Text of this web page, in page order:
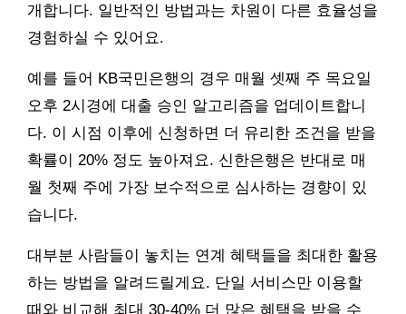
개합니다. 일반적인 방법과는 차원이 다른 효율성을
경험하실 수 있어요.
예를 들어 KB국민은행의 경우 매월 셋째 주 목요일
오후 2시경에 대출 승인 알고리즘을 업데이트합니
다. 이 시점 이후에 신청하면 더 유리한 조건을 받을
확률이 20% 정도 높아져요. 신한은행은 반대로 매
월 첫째 주에 가장 보수적으로 심사하는 경향이 있
습니다.
대부분 사람들이 놓치는 연계 혜택들을 최대한 활용
하는 방법을 알려드릴게요. 단일 서비스만 이용할
때와 비교해 최대 30-40% 더 많은 혜택을 받을 수